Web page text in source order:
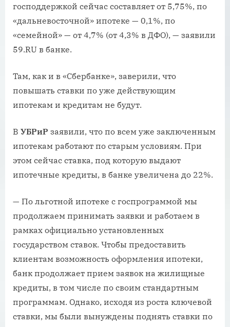
господдержкой сейчас составляет от 5,75%, по
«дальневосточной» ипотеке — 0,1%, по
«семейной» — от 4,7% (от 4,3% в ДФО), — заявили
59.RU в банке.
Там, как и в «Сбербанке», заверили, что
повышать ставки по уже действующим
ипотекам и кредитам не будут.
В УБРиР заявили, что по всем уже заключенным
ипотекам работают по старым условиям. При
этом сейчас ставка, под которую выдают
ипотечные кредиты, в банке увеличена до 22%.
— По льготной ипотеке с госпрограммой мы
продолжаем принимать заявки и работаем в
рамках официально установленных
государством ставок. Чтобы предоставить
клиентам возможность оформления ипотеки,
банк продолжает прием заявок на жилищные
кредиты, в том числе по своим стандартным
программам. Однако, исходя из роста ключевой
ставки, мы были вынуждены поднять ставки по